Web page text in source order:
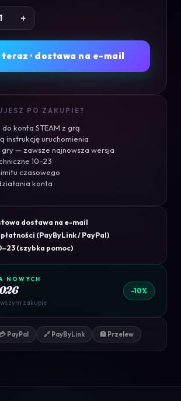
+
teraz · dostawa na e-mail
PO ZAKUPIE?
do konta STEAM z grą
instrukcję uruchomienia
— zawsze najnowsza wersja
10–23
czasowego
konta
dostawa na e-mail
(PayByLink / PayPal)
(szybka pomoc)
NOWYCH
zakupie
-10%
PayPal 🔗 PayByLink 🏦 Przelew